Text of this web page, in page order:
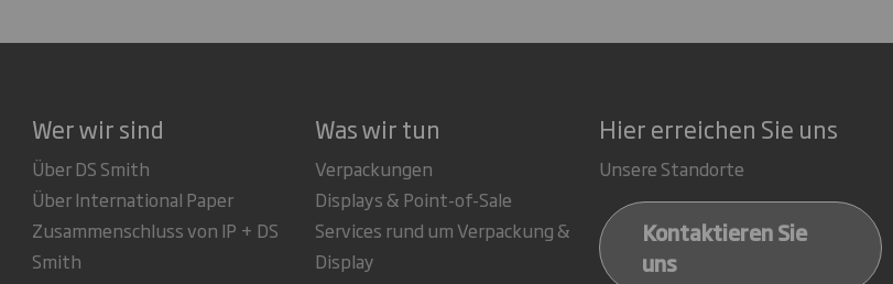
Wer wir sind
Über DS Smith
Über International Paper
Zusammenschluss von IP + DS
Smith
Was wir tun
Verpackungen
Displays & Point-of-Sale
Services rund um Verpackung &
Display
Hier erreichen Sie uns
Unsere Standorte
Kontaktieren Sie
uns